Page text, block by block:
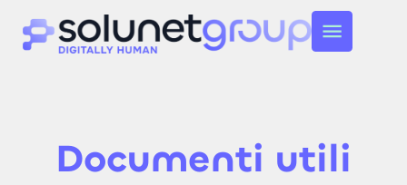
Documenti utili